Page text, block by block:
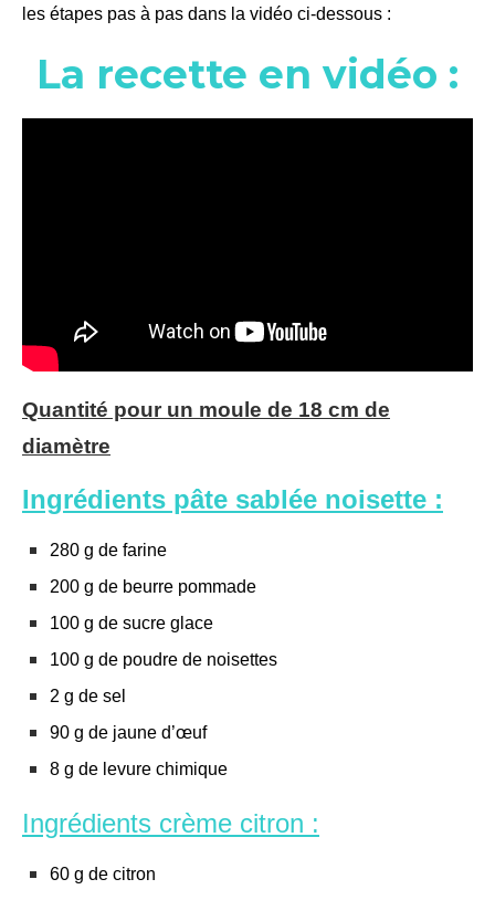
les étapes pas à pas dans la vidéo ci-dessous :
La recette en vidéo :
Quantité pour un moule de 18 cm de
diamètre
Ingrédients pâte sablée noisette :
280 g de farine
200 g de beurre pommade
100 g de sucre glace
100 g de poudre de noisettes
2 g de sel
90 g de jaune d’œuf
8 g de levure chimique
Ingrédients crème citron :
60 g de citron